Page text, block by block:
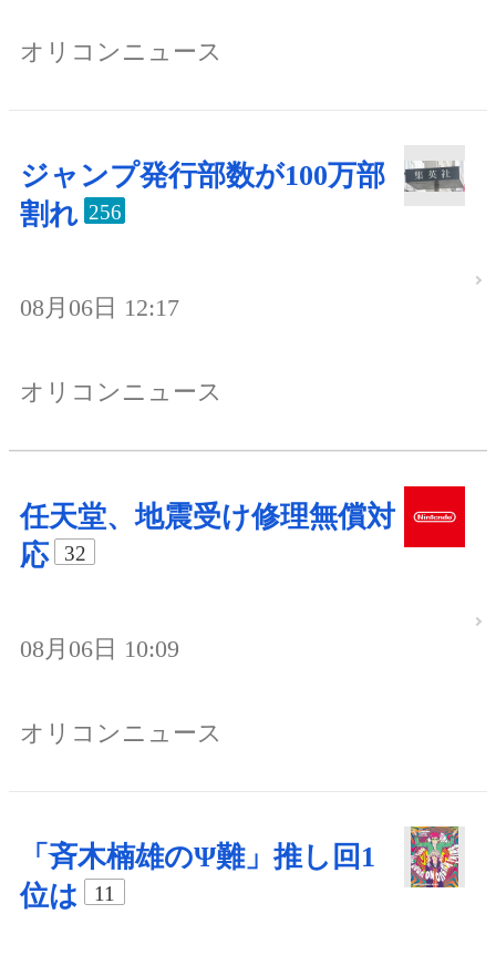
オリコンニュース
ジャンプ発行部数が100万部
割れ 256
08月06日 12:17
オリコンニュース
任天堂、地震受け修理無償対
応
32
08月06日 10:09
オリコンニュース
「斉木楠雄のΨ難」推し回1
位は
11